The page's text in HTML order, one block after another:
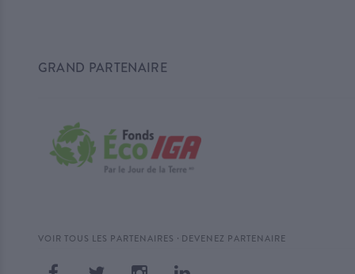
GRAND PARTENAIRE
VOIR TOUS LES PARTENAIRES · DEVENEZ PARTENAIRE